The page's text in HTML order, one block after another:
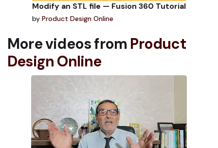
Modify an STL file — Fusion 360 Tutorial
by Product Design Online
More videos from Product
Design Online